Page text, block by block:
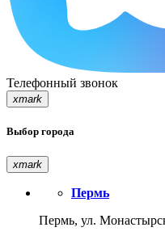
Телефонный звонок
xmark
Выбор города
xmark
Пермь
Пермь, ул.